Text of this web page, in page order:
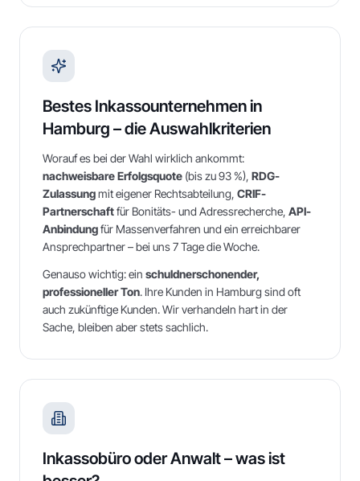
Bestes Inkassounternehmen in
Hamburg – die Auswahlkriterien
Worauf es bei der Wahl wirklich ankommt:
nachweisbare Erfolgsquote (bis zu 93 %), RDG-
Zulassungmit eigener Rechtsabteilung, CRIF-
Partnerschaftfür Bonitäts- und Adressrecherche, API-
Anbindungfür Massenverfahren und ein erreichbarer
Ansprechpartner – bei uns 7 Tage die Woche.
Genauso wichtig: ein schuldnerschonender,
professioneller Ton. Ihre Kunden in Hamburgsind oft
auch zukünftige Kunden. Wir verhandeln hart in der
Sache, bleiben aber stets sachlich.
Inkassobüro oder Anwalt – was ist